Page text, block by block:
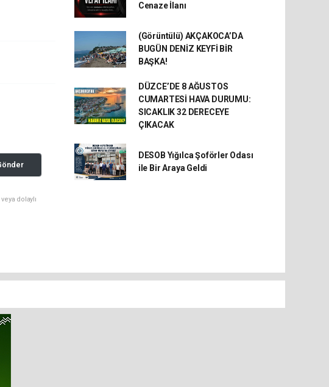
dolaylı
Cenaze İlanı
(Görüntülü) AKÇAKOCA’DA
BUGÜN DENİZ KEYFİ BİR
BAŞKA!
DÜZCE’DE 8 AĞUSTOS
CUMARTESİ HAVA DURUMU:
SICAKLIK 32 DERECEYE
ÇIKACAK
DESOB Yığılca Şoförler Odası
ile Bir Araya Geldi